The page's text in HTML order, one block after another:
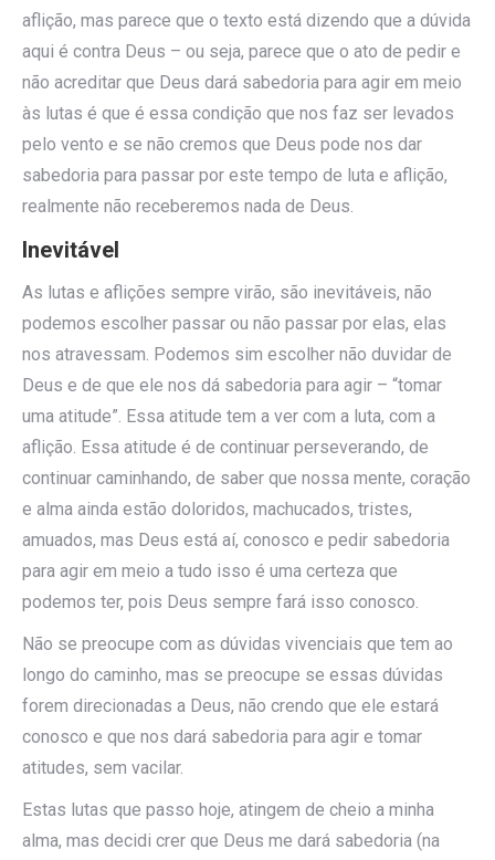
aflição, mas parece que o texto está dizendo que a dúvida
aqui é contra Deus – ou seja, parece que o ato de pedir e
não acreditar que Deus dará sabedoria para agir em meio
às lutas é que é essa condição que nos faz ser levados
pelo vento e se não cremos que Deus pode nos dar
sabedoria para passar por este tempo de luta e aflição,
realmente não receberemos nada de Deus.
Inevitável
As lutas e aflições sempre virão, são inevitáveis, não
podemos escolher passar ou não passar por elas, elas
nos atravessam. Podemos sim escolher não duvidar de
Deus e de que ele nos dá sabedoria para agir – “tomar
uma atitude”. Essa atitude tem a ver com a luta, com a
aflição. Essa atitude é de continuar perseverando, de
continuar caminhando, de saber que nossa mente, coração
e alma ainda estão doloridos, machucados, tristes,
amuados, mas Deus está aí, conosco e pedir sabedoria
para agir em meio a tudo isso é uma certeza que
podemos ter, pois Deus sempre fará isso conosco.
Não se preocupe com as dúvidas vivenciais que tem ao
longo do caminho, mas se preocupe se essas dúvidas
forem direcionadas a Deus, não crendo que ele estará
conosco e que nos dará sabedoria para agir e tomar
atitudes, sem vacilar.
Estas lutas que passo hoje, atingem de cheio a minha
alma, mas decidi crer que Deus me dará sabedoria (na